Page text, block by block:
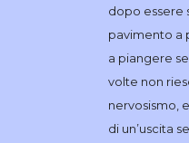
dopo essere
pavimento a
a piangere
volte non
nervosismo,
di un’uscita